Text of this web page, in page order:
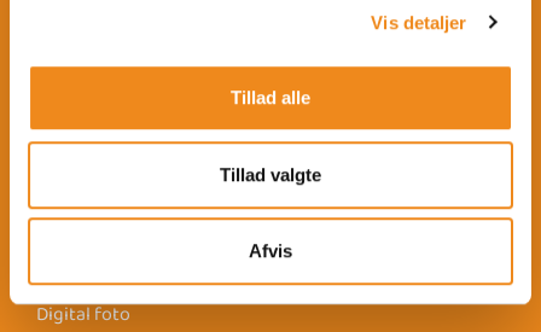
Vis detaljer
Tillad alle
Tillad valgte
Afvis
Billedkunst
Kagekunst
Digital foto